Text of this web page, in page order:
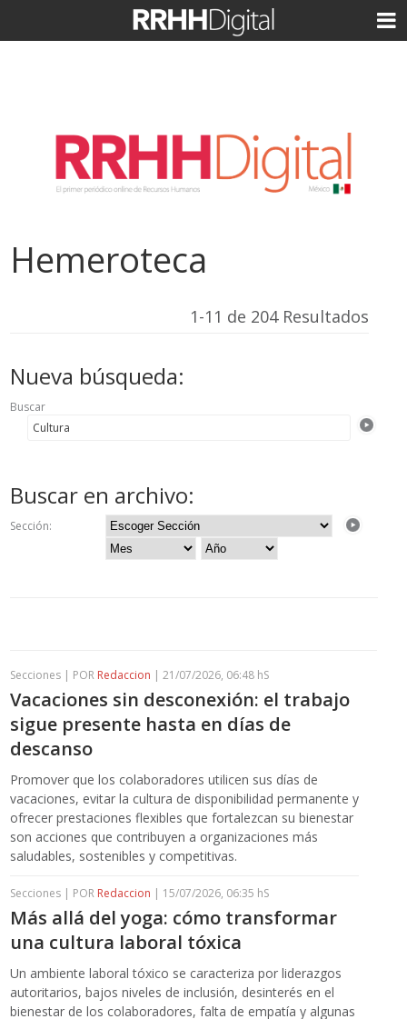
Hemeroteca
1-11 de 204 Resultados
Nueva búsqueda:
Buscar
Buscar en archivo:
Sección:
Secciones | POR Redaccion | 21/07/2026, 06:48 hS
Vacaciones sin desconexión: el trabajo
sigue presente hasta en días de
descanso
Promover que los colaboradores utilicen sus días de
vacaciones, evitar la cultura de disponibilidad permanente y
ofrecer prestaciones flexibles que fortalezcan su bienestar
son acciones que contribuyen a organizaciones más
saludables, sostenibles y competitivas.
Secciones | POR Redaccion | 15/07/2026, 06:35 hS
Más allá del yoga: cómo transformar
una cultura laboral tóxica
Un ambiente laboral tóxico se caracteriza por liderazgos
autoritarios, bajos niveles de inclusión, desinterés en el
bienestar de los colaboradores, falta de empatía y algunas